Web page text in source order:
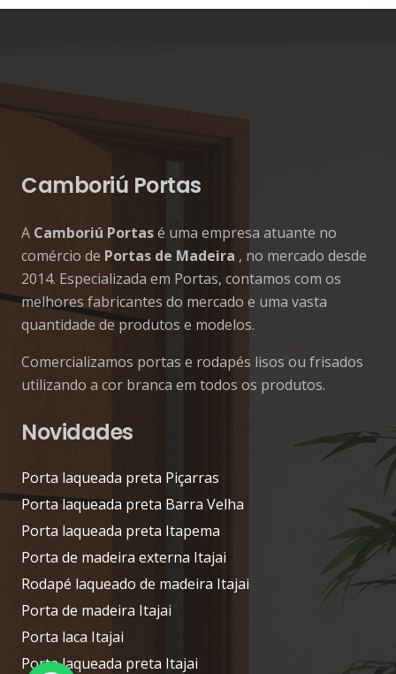
Camboriú Portas
A Camboriú Portasé uma empresa atuante no
comércio de Portas de Madeira , no mercado desde
2014. Especializada em Portas, contamos com os
melhores fabricantes do mercado e uma vasta
quantidade de produtos e modelos.
Comercializamos portas e rodapés lisos ou frisados
utilizando a cor branca em todos os produtos.
Novidades
Porta laqueada preta Piçarras
Porta laqueada preta Barra Velha
Porta laqueada preta Itapema
Porta de madeira externa Itajai
Rodapé laqueado de madeira Itajai
Porta de madeira Itajai
Porta laca Itajai
Porta laqueada preta Itajai